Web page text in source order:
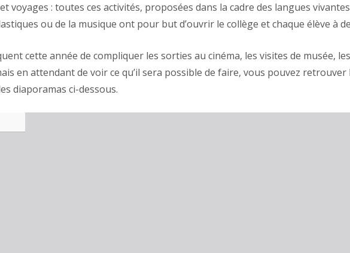
voyages : toutes ces activités, proposées dans la cadre des langues
ou de la musique ont pour but d’ouvrir le collège et chaque élève à
cette année de compliquer les sorties au cinéma, les visites de musée,
en attendant de voir ce qu’il sera possible de faire, vous pouvez retrouver
diaporamas ci-dessous.